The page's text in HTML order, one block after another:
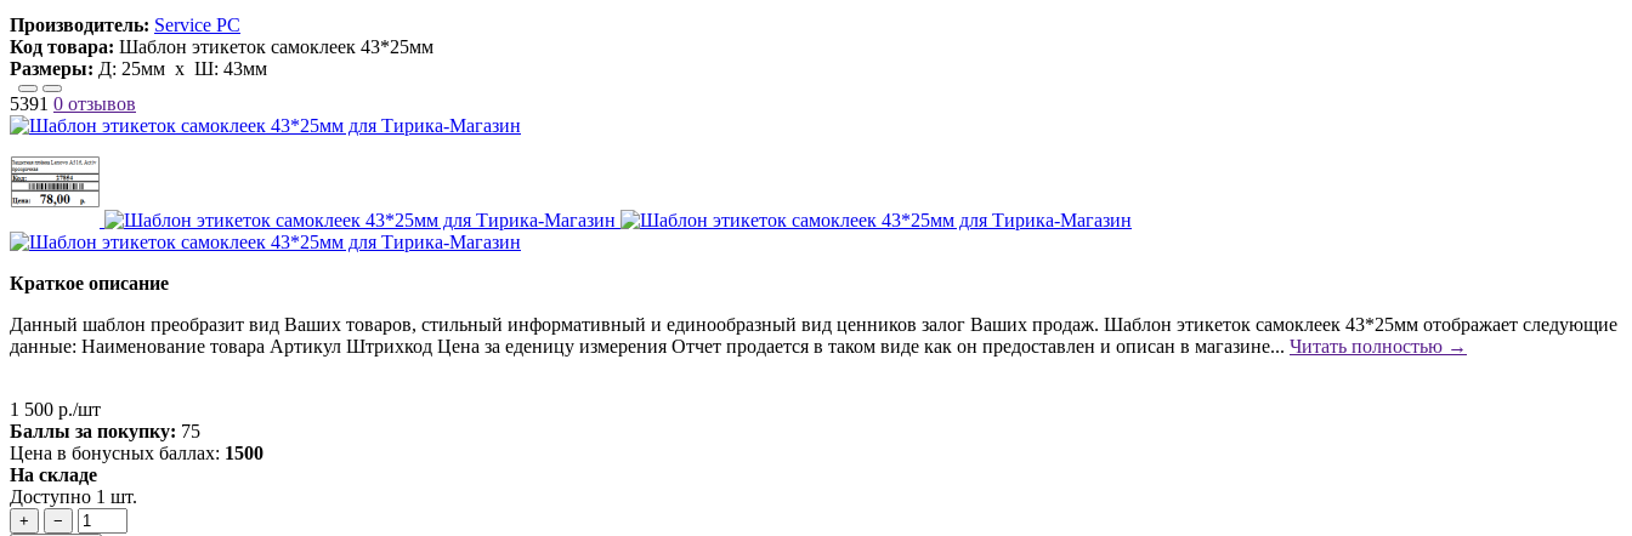
Производитель: Service PC
Код товара: Шаблон этикеток самоклеек 43*25мм
Размеры: Д: 25мм х Ш: 43мм
5391 0 отзывов
Краткое описание
Данный шаблон преобразит вид Ваших товаров, стильный информативный и единообразный вид ценников залог Ваших продаж. Шаблон этикеток самоклеек 43*25мм отображает следующие
данные: Наименование товара Артикул Штрихкод Цена за еденицу измерения Отчет продается в таком виде как он предоставлен и описан в магазине... Читать полностью →
1 500 р./шт
Баллы за покупку: 75
Цена в бонусных баллах: 1500
На складе
Доступно 1 шт.
+
−